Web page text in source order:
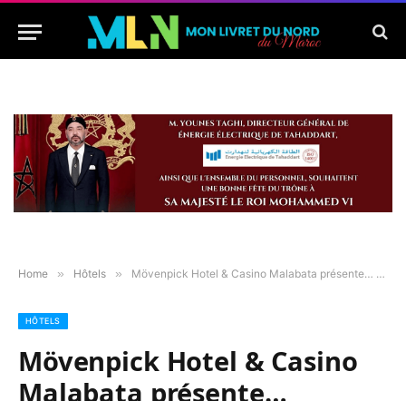
Home » Hôtels » Mövenpick Hotel & Casino Malabata présente… California Dreamin’ – Une gastronomie aux couleurs du printemps
HÔTELS
Mövenpick Hotel & Casino
Malabata présente…